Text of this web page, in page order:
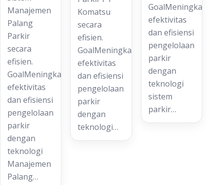
Manajemen
Palang
Parkir
secara
efisien.
GoalMeningkatkan
efektivitas
dan efisiensi
pengelolaan
parkir
dengan
teknologi
Manajemen
Palang…
Komatsu
secara
efisien.
GoalMeningkatkan
efektivitas
dan efisiensi
pengelolaan
parkir
dengan
teknologi…
GoalMeningkatkan
efektivitas
dan efisiensi
pengelolaan
parkir
dengan
teknologi
sistem
parkir…